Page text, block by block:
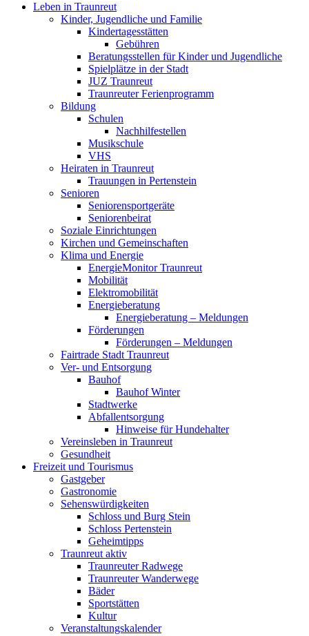
Leben in Traunreut
Kinder, Jugendliche und Familie
Kindertagesstätten
Gebühren
Beratungsstellen für Kinder und Jugendliche
Spielplätze in der Stadt
JUZ Traunreut
Traunreuter Ferienprogramm
Bildung
Schulen
Nachhilfestellen
Musikschule
VHS
Heiraten in Traunreut
Trauungen in Pertenstein
Senioren
Seniorensportgeräte
Seniorenbeirat
Soziale Einrichtungen
Kirchen und Gemeinschaften
Klima und Energie
EnergieMonitor Traunreut
Mobilität
Elektromobilität
Energieberatung
Energieberatung – Meldungen
Förderungen
Förderungen – Meldungen
Fairtrade Stadt Traunreut
Ver- und Entsorgung
Bauhof
Bauhof Winter
Stadtwerke
Abfallentsorgung
Hinweise für Hundehalter
Vereinsleben in Traunreut
Gesundheit
Freizeit und Tourismus
Gastgeber
Gastronomie
Sehenswürdigkeiten
Schloss und Burg Stein
Schloss Pertenstein
Geheimtipps
Traunreut aktiv
Traunreuter Radwege
Traunreuter Wanderwege
Bäder
Sportstätten
Kultur
Veranstaltungskalender